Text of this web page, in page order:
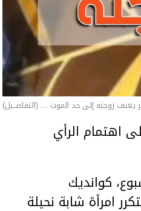
يعنف زوجته إلى حد الموت ... (التفاصــيل)
اهتمام الرأي
كوانديك
امرأة شابة نحيلة